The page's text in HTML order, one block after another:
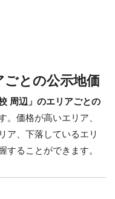
ごとの公示地価
周辺」のエリアごとの
。価格が高いエリア、
ア、下落しているエリ
することができます。